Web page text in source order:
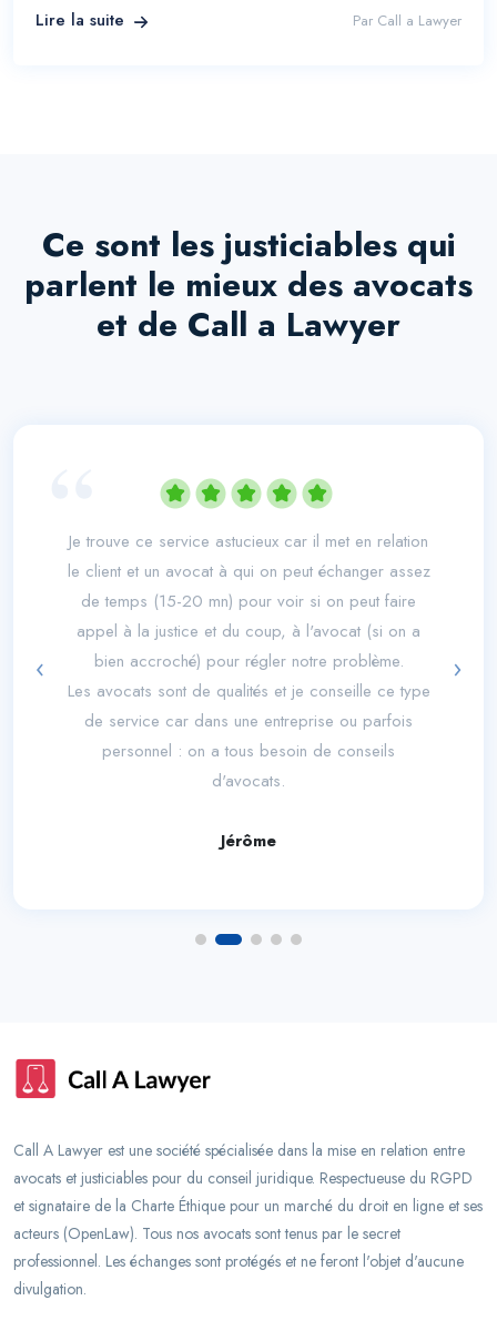
Lire la suite
Par Call a Lawyer
Ce sont les justiciables qui
parlent le mieux des avocats
et de Call a Lawyer
Je trouve ce service astucieux car il met en relation
le client et un avocat à qui on peut échanger assez
de temps (15-20 mn) pour voir si on peut faire
appel à la justice et du coup, à l'avocat (si on a
bien accroché) pour régler notre problème.
Les avocats sont de qualités et je conseille ce type
de service car dans une entreprise ou parfois
personnel : on a tous besoin de conseils
d'avocats.
Jérôme
‹ ›
Call A Lawyer est une société spécialisée dans la mise en relation entre
avocats et justiciables pour du conseil juridique. Respectueuse du RGPD
et signataire de la Charte Éthique pour un marché du droit en ligne et ses
acteurs (OpenLaw). Tous nos avocats sont tenus par le secret
professionnel. Les échanges sont protégés et ne feront l'objet d'aucune
divulgation.